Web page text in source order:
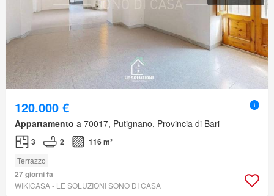
120.000 €
Appartamento a 70017, Putignano, Provincia di Bari
3 2 116 m²
Terrazzo
27 giorni fa
WIKICASA - LE SOLUZIONI SONO DI CASA